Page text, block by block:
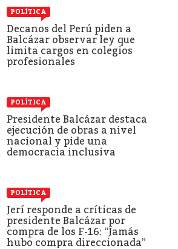
POLÍTICA
Decanos del Perú piden a
Balcázar observar ley que
limita cargos en colegios
profesionales
POLÍTICA
Presidente Balcázar destaca
ejecución de obras a nivel
nacional y pide una
democracia inclusiva
POLÍTICA
Jerí responde a críticas de
presidente Balcázar por
compra de los F-16: “Jamás
hubo compra direccionada”